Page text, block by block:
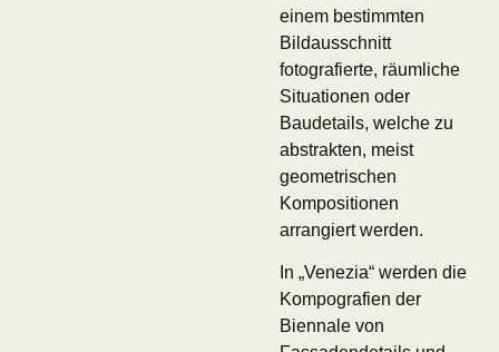
einem bestimmten
Bildausschnitt
fotografierte, räumliche
Situationen oder
Baudetails, welche zu
abstrakten, meist
geometrischen
Kompositionen
arrangiert werden.
In „Venezia“ werden die
Kompografien der
Biennale von